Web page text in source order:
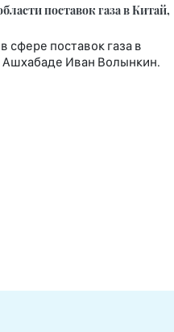
поставок газа в Китай,
сфере поставок газа в
Ашхабаде Иван Волынкин.